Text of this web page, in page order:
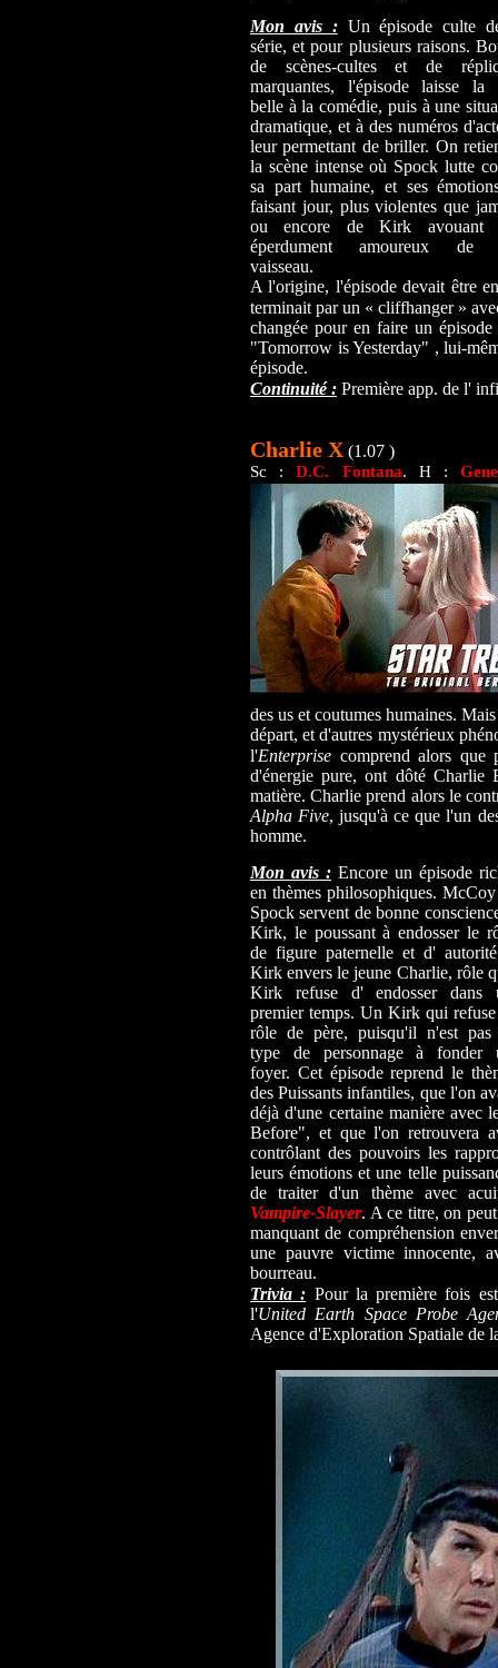
Mon avis : Un épisode culte
série, et pour plusieurs raisons.
de scènes-cultes et de
marquantes, l'épisode laisse la
belle à la comédie, puis à une
dramatique, et à des numéros
leur permettant de briller. On
la scène intense où Spock lutte
sa part humaine, et ses
faisant jour, plus violentes que
ou encore de Kirk avouant
éperdument amoureux de
vaisseau.
A l'origine, l'épisode devait être
terminait par un « cliffhanger »
changée pour en faire un
"Tomorrow is Yesterday" , lui-
épisode.
Continuité : Première app. de l'
Charlie X (1.07 )
Sc : D.C. Fontana. H :
des us et coutumes humaines.
départ, et d'autres mystérieux
l'Enterprise comprend alors que
d'énergie pure, ont dôté Charlie
matière. Charlie prend alors le
Alpha Five, jusqu'à ce que l'un
homme.
Mon avis : Encore un épisode
en thèmes philosophiques.
Spock servent de bonne
Kirk, le poussant à endosser le
de figure paternelle et d'
Kirk envers le jeune Charlie, rôle
Kirk refuse d' endosser dans
premier temps. Un Kirk qui
rôle de père, puisqu'il n'est pas
type de personnage à fonder
foyer. Cet épisode reprend le
des Puissants infantiles, que l'on
déjà d'une certaine manière avec
Before", et que l'on retrouvera
contrôlant des pouvoirs les
leurs émotions et une telle
de traiter d'un thème avec
Vampire-Slayer. A ce titre, on
manquant de compréhension
une pauvre victime innocente,
bourreau.
Trivia : Pour la première fois
l'United Earth Space Probe
Agence d'Exploration Spatiale de